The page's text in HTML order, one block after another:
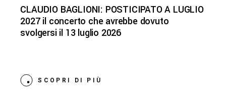
CLAUDIO BAGLIONI: POSTICIPATO A LUGLIO
2027 il concerto che avrebbe dovuto
svolgersi il 13 luglio 2026
SCOPRI DI PIÙ